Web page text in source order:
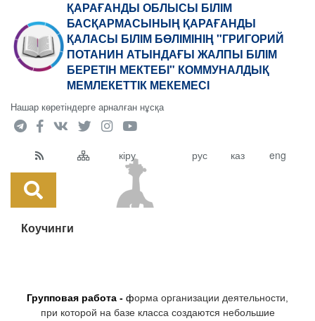
ҚАРАҒАНДЫ ОБЛЫСЫ БІЛІМ
БАСҚАРМАСЫНЫҢ ҚАРАҒАНДЫ
ҚАЛАСЫ БІЛІМ БӨЛІМІНІҢ "ГРИГОРИЙ
ПОТАНИН АТЫНДАҒЫ ЖАЛПЫ БІЛІМ
БЕРЕТІН МЕКТЕБІ" КОММУНАЛДЫҚ
МЕМЛЕКЕТТІК МЕКЕМЕСІ
Нашар көретіндерге арналған нұсқа
кіру рус каз eng
Коучинги
Групповая работа - форма организации деятельности,
при которой на базе класса создаются небольшие